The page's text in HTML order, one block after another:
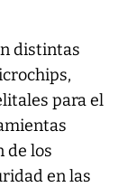
distintas
para el
de los
en las